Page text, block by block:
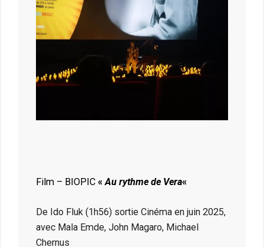
Film – BIOPIC «Au rythme de Vera«
De Ido Fluk (1h56) sortie Cinéma en juin 2025,
avec Mala Emde, John Magaro, Michael
Chernus